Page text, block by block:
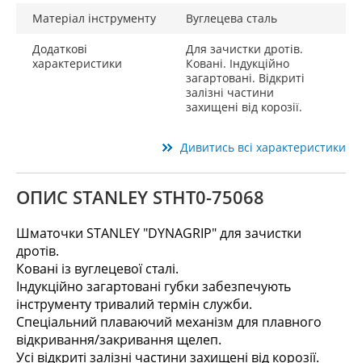
Матеріал інструменту
Вуглецева сталь
Додаткові
характеристики
Для зачистки дротів.
Ковані. Індукційно
загартовані. Відкриті
залізні частини
захищені від корозії.
Дивитись всі характеристики
ОПИС STANLEY STHT0-75068
Шматочки STANLEY "DYNAGRIP" для зачистки
дротів.
Ковані із вуглецевої сталі.
Індукційно загартовані губки забезпечують
інструменту тривалий термін служби.
Спеціальний плаваючий механізм для плавного
відкривання/закривання щелеп.
Усі відкриті залізні частини захищені від корозії.